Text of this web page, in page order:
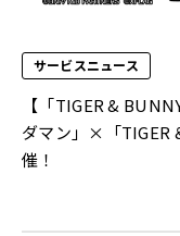
サービスニュース
【「TIGER &
ダマン」×「TIGER
催！